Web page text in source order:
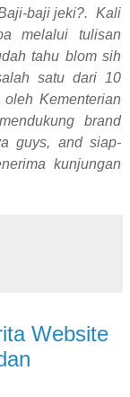
baji jeki?. Kali
melalui tulisan
tahu blom sih
satu dari 10
Kementerian
brand
guys, and siap-
kunjungan
Website